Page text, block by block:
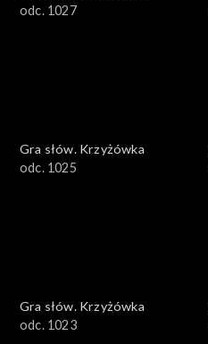
odc. 1027
Gra słów. Krzyżówka
odc. 1025
Gra słów. Krzyżówka
odc. 1023